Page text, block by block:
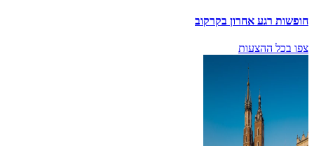
חופשות רגע אחרון בקרקוב
צפו בכל ההצעות